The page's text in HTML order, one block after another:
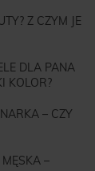
Z CZYM JE
DLA PANA
KOLOR?
– CZY
–